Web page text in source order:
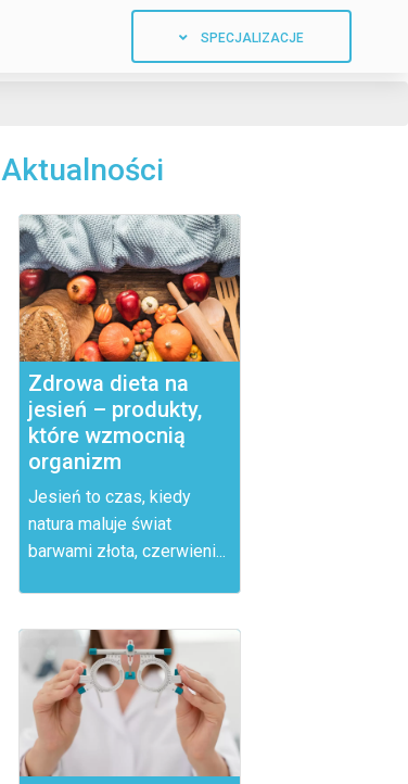
SPECJALIZACJE
Aktualności
Zdrowa dieta na
jesień – produkty,
które wzmocnią
organizm
Jesień to czas, kiedy
natura maluje świat
barwami złota, czerwieni...